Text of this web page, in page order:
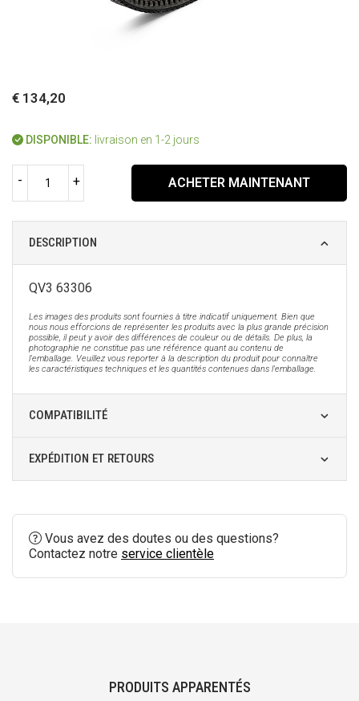
€ 134,20
DISPONIBLE: livraison en 1-2 jours
- + ACHETER MAINTENANT
DESCRIPTION
QV3 63306
Les images des produits sont fournies à titre indicatif uniquement. Bien que
nous nous efforcions de représenter les produits avec la plus grande précision
possible, il peut y avoir des différences de couleur ou de détails. De plus, la
photographie ne constitue pas une référence quant au contenu de
l'emballage. Veuillez vous reporter à la description du produit pour connaître
les caractéristiques techniques et les quantités contenues dans l'emballage.
COMPATIBILITÉ
EXPÉDITION ET RETOURS
Vous avez des doutes ou des questions?
Contactez notre service clientèle
PRODUITS APPARENTÉS